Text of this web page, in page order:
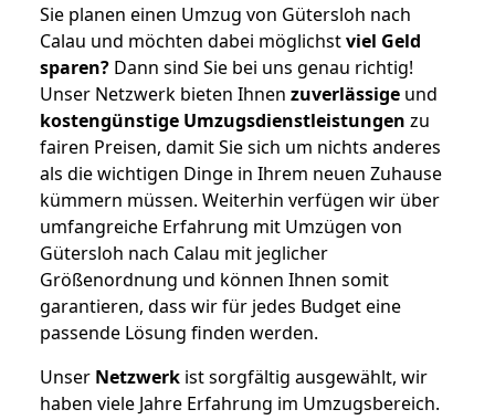
Sie planen einen Umzug von Gütersloh nach
Calau und möchten dabei möglichstviel Geld
sparen? Dann sind Sie bei uns genau richtig!
Unser Netzwerk bieten Ihnen zuverlässige und
kostengünstige Umzugsdienstleistungen zu
fairen Preisen, damit Sie sich um nichts anderes
als die wichtigen Dinge in Ihrem neuen Zuhause
kümmern müssen. Weiterhin verfügen wir über
umfangreiche Erfahrung mit Umzügen von
Gütersloh nach Calau mit jeglicher
Größenordnung und können Ihnen somit
garantieren, dass wir für jedes Budget eine
passende Lösung finden werden.
Unser Netzwerk ist sorgfältig ausgewählt, wir
haben viele Jahre Erfahrung im Umzugsbereich.